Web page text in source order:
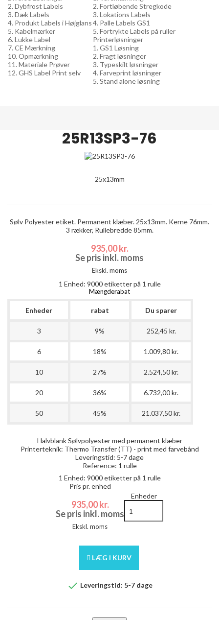
2. Dybfrost Labels
3. Dæk Labels
4. Produkt Labels i Højglans
5. Kabelmærker
6. Lukke Label
7. CE Mærkning
10. Opmærkning
11. Materiale Prøver
12. GHS Label Print selv
2. Fortløbende Stregkode
3. Lokations Labels
4. Palle Labels GS1
5. Fortrykte Labels på ruller
Printerløsninger
1. GS1 Løsning
2. Fragt løsninger
3. Typeskilt løsninger
4. Farveprint løsninger
5. Stand alone løsning
25R13SP3-76
25x13mm
Sølv Polyester etiket. Permanent klæber. 25x13mm. Kerne 76mm.
3 rækker, Rullebredde 85mm.
935,00 kr.
Se pris inkl. moms
Ekskl. moms
1 Enhed: 9000etiketter på 1 rulle
Mængderabat
Enheder rabat Du sparer
3 9% 252,45 kr.
6 18% 1.009,80 kr.
10 27% 2.524,50 kr.
20 36% 6.732,00 kr.
50 45% 21.037,50 kr.
Halvblank Sølvpolyester med permanent klæber
Printerteknik: Thermo Transfer (TT) - print med farvebånd
Leveringstid: 5-7 dage
Reference: 1 rulle
1 Enhed: 9000etiketter på 1 rulle
Pris pr. enhed
935,00 kr.
Se pris inkl. moms
Ekskl. moms
Enheder
LÆG I KURV
 Leveringstid: 5-7 dage